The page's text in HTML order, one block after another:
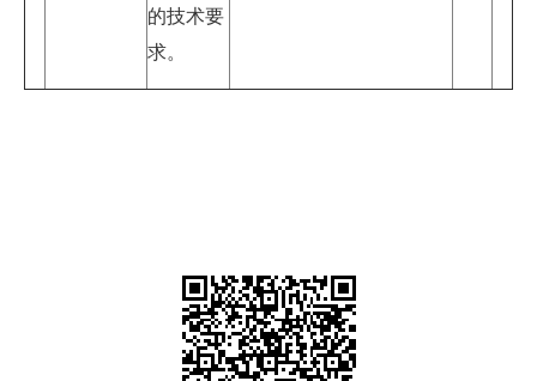
的技术要
求。